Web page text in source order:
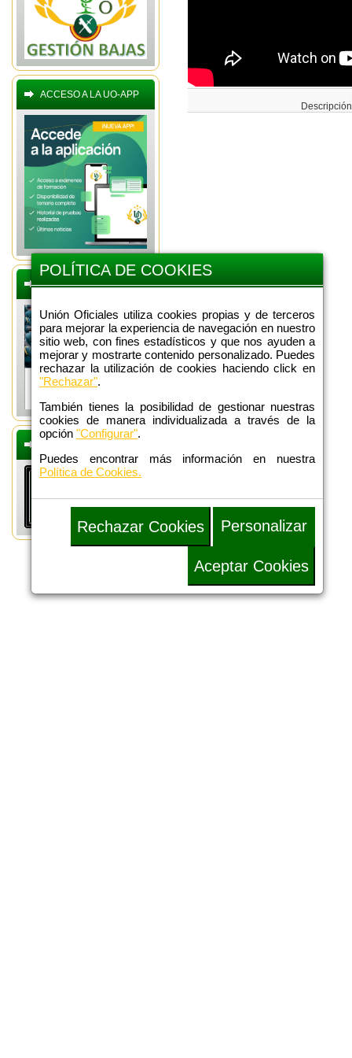
POLÍTICA DE COOKIES
Unión Oficiales utiliza cookies propias y de terceros
para mejorar la experiencia de navegación en nuestro
sitio web, con fines estadísticos y que nos ayuden a
mejorar y mostrarte contenido personalizado. Puedes
rechazar la utilización de cookies haciendo click en
"Rechazar".
También tienes la posibilidad de gestionar nuestras
cookies de manera individualizada a través de la
opción "Configurar".
Puedes encontrar más información en nuestra
Política de Cookies.
Rechazar Cookies Personalizar
Aceptar Cookies
ACCESO A LA UO-APP
BOLETINES OFERTAS
DEFENSA